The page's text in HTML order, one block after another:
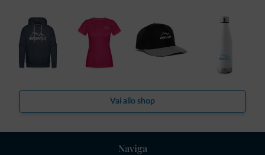
Vai allo shop
Naviga